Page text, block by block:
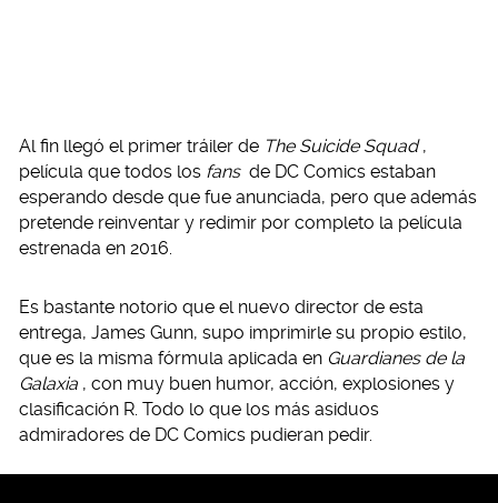
Al fin llegó el primer tráiler de The Suicide Squad ,
película que todos los fans de DC Comics estaban
esperando desde que fue anunciada, pero que además
pretende reinventar y redimir por completo la película
estrenada en 2016.
Es bastante notorio que el nuevo director de esta
entrega, James Gunn, supo imprimirle su propio estilo,
que es la misma fórmula aplicada en Guardianes de la
Galaxia , con muy buen humor, acción, explosiones y
clasificación R. Todo lo que los más asiduos
admiradores de DC Comics pudieran pedir.